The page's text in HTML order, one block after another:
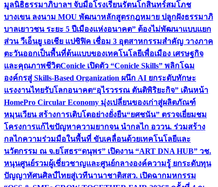
มูลนิธิธรรมาภิบาลฯ จับมือโรงเรียนรัตนโกสินทร์สมโภช
บางเขน ลงนาม MOU พัฒนาหลักสูตรกฎหมาย ปลูกฝังธรรมาภิ
บาลเยาวชน ระยะ 5 ปีเมืองแห่งอนาคต” ต้องไม่พัฒนาแบบแยก
ส่วน วีเอ็นยู เอเชีย แปซิฟิค เชื่อม 3 อุตสาหกรรมสำคัญ วางภาค
ตะวันออกเป็นพื้นที่ต้นแบบของเทคโนโลยีเพื่อเมือง เศรษฐกิจ
และคุณภาพชีวิตConicle เปิดตัว “Conicle Skills” พลิกโฉม
องค์กรสู่ Skills-Based Organization ผนึก AI ยกระดับทักษะ
แรงงานไทยรับโลกอนาคต“อุไรวรรณ ตันติพิริยะกิจ” เดินหน้า
HomePro Circular Economy มุ่งเปลี่ยนของเก่าสู่ผลิตภัณฑ์
หมุนเวียน สร้างการเติบโตอย่างยั่งยืน“ยศชนัน” ตรวจเยี่ยมชม
โครงการแก้ไขปัญหาความยากจน นำกลไก อววน. ร่วมสร้าง
กลไกความร่วมมือในพื้นที่ ขับเคลื่อนด้วยเทคโนโลยีและ
นวัตกรรม ณ จ.ยโสธร“ดนุพร” เปิดงาน “ART DNA HUB” วช.
หนุนศูนย์รวมผู้เชี่ยวชาญและศูนย์กลางองค์ความรู้ ยกระดับทุน
ปัญญาทัศนศิลป์ไทยสู่เวทีนานาชาติสสว. เปิดฉากมหกรรม